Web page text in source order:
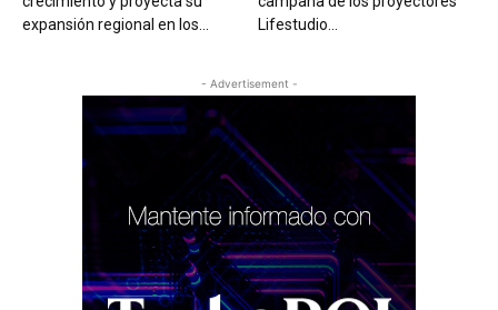
expansión regional en los...
Lifestudio...
- Advertisement -